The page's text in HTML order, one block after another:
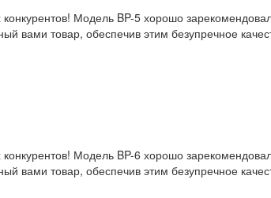
Модель BP-5 хорошо
вами товар, обеспечив этим безупречное
Модель BP-6 хорошо
вами товар, обеспечив этим безупречное